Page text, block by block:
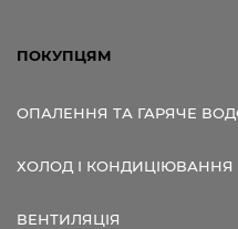
ПОКУПЦЯМ
ОПАЛЕННЯ ТА ГАРЯЧЕ
ХОЛОД І КОНДИЦІЮВАННЯ
ВЕНТИЛЯЦІЯ